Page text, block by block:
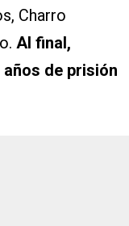
Charro
Al final,
de prisión